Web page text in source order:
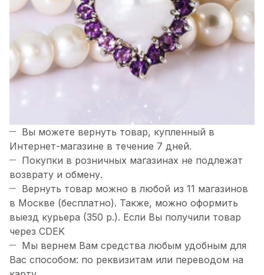
Вы можете вернуть товар, купленный в
Интернет-магазине в течение 7 дней.
Покупки в розничных магазинах не подлежат
возврату и обмену.
Вернуть товар можно в любой из 11 магазинов
в Москве (бесплатно). Также, можно оформить
выезд курьера (350 р.). Если Вы получили товар
через CDEK
Мы вернем Вам средства любым удобным для
Вас способом: по реквизитам или переводом на